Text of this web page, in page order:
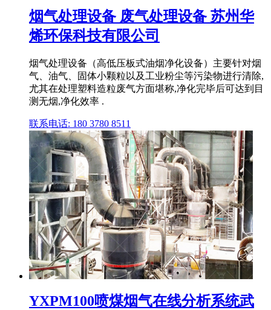
烟气处理设备 废气处理设备 苏州华
烯环保科技有限公司
烟气处理设备（高低压板式油烟净化设备）主要针对烟
气、油气、固体小颗粒以及工业粉尘等污染物进行清除,
尤其在处理塑料造粒废气方面堪称,净化完毕后可达到目
测无烟,净化效率 .
联系电话: 180 3780 8511
YXPM100喷煤烟气在线分析系统武